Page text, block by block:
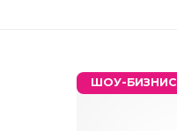
ШОУ-БИЗНИС